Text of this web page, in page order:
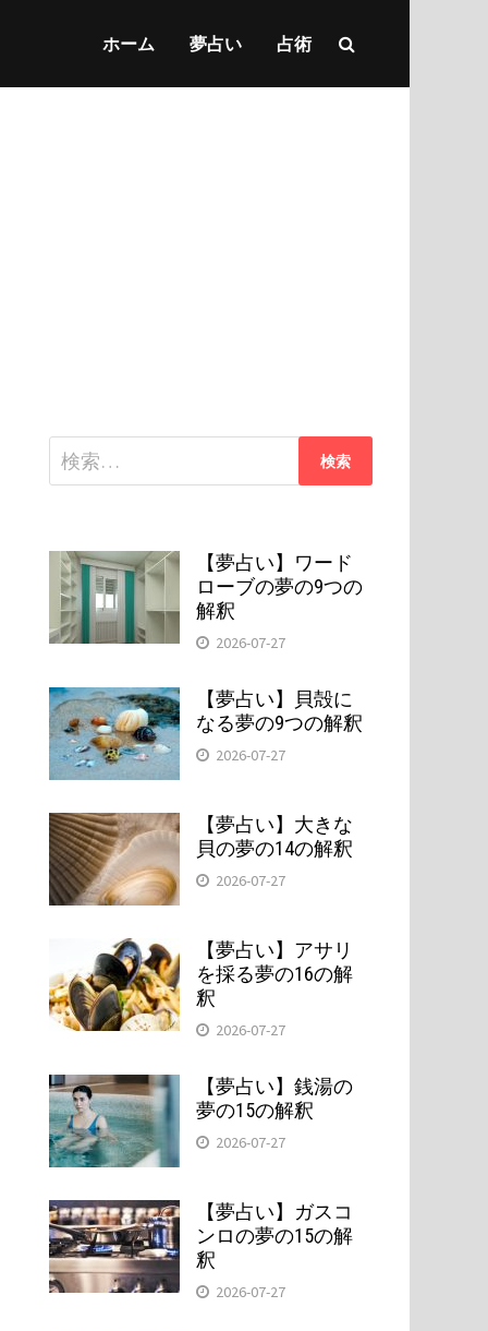
ホーム 夢占い 占術
検
索:
【夢占い】ワード
ローブの夢の9つの
解釈
2026-07-27
【夢占い】貝殻に
なる夢の9つの解釈
2026-07-27
【夢占い】大きな
貝の夢の14の解釈
2026-07-27
【夢占い】アサリ
を採る夢の16の解
釈
2026-07-27
【夢占い】銭湯の
夢の15の解釈
2026-07-27
【夢占い】ガスコ
ンロの夢の15の解
釈
2026-07-27